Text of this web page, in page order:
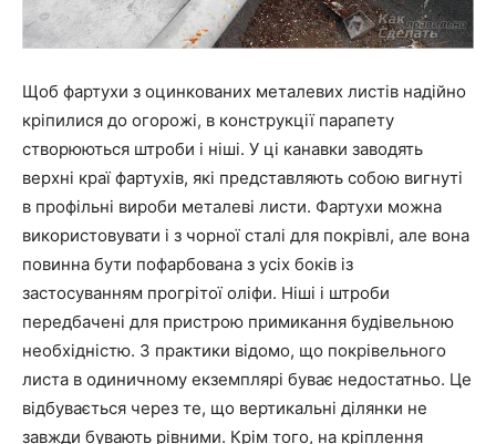
Щоб фартухи з оцинкованих металевих листів надійно
кріпилися до огорожі, в конструкції парапету
створюються штроби і ніші. У ці канавки заводять
верхні краї фартухів, які представляють собою вигнуті
в профільні вироби металеві листи. Фартухи можна
використовувати і з чорної сталі для покрівлі, але вона
повинна бути пофарбована з усіх боків із
застосуванням прогрітої оліфи. Ніші і штроби
передбачені для пристрою примикання будівельною
необхідністю. З практики відомо, що покрівельного
листа в одиничному екземплярі буває недостатньо. Це
відбувається через те, що вертикальні ділянки не
завжди бувають рівними. Крім того, на кріплення